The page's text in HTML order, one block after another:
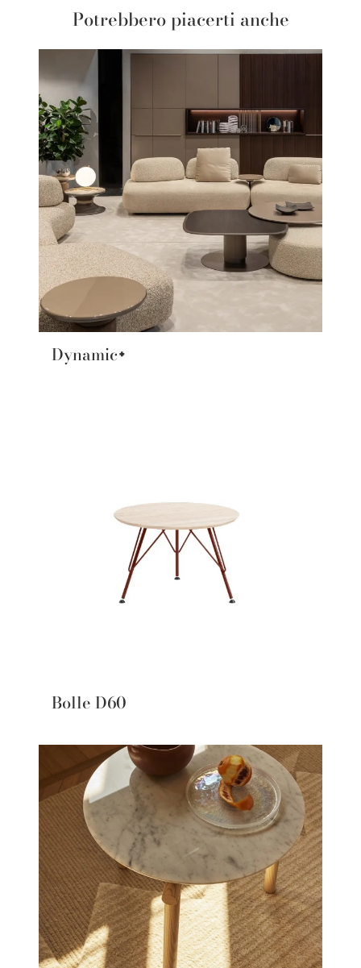
Potrebbero piacerti anche
Dynamic+
Bolle D60